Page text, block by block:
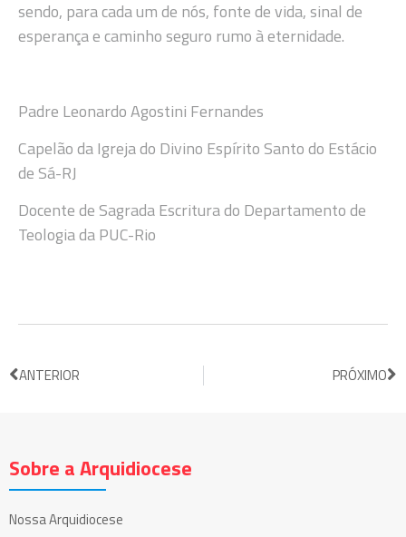
sendo, para cada um de nós, fonte de vida, sinal de
esperança e caminho seguro rumo à eternidade.
Padre Leonardo Agostini Fernandes
Capelão da Igreja do Divino Espírito Santo do Estácio
de Sá-RJ
Docente de Sagrada Escritura do Departamento de
Teologia da PUC-Rio
ANTERIOR PRÓXIMO
Sobre a Arquidiocese
Nossa Arquidiocese